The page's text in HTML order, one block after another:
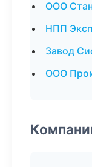
ООО
НПП
Завод
ООО